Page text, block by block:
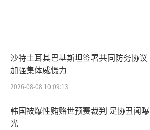
沙特土耳其巴基斯坦签署共同防务协议
加强集体威慑力
2026-08-08 10:09:13
韩国被爆性贿赂世预赛裁判 足协丑闻曝
光